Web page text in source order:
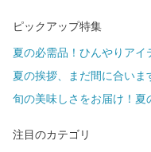
ピックアップ特集
夏の必需品！ひんやりアイ
夏の挨拶、まだ間に合いま
旬の美味しさをお届け！夏
注目のカテゴリ